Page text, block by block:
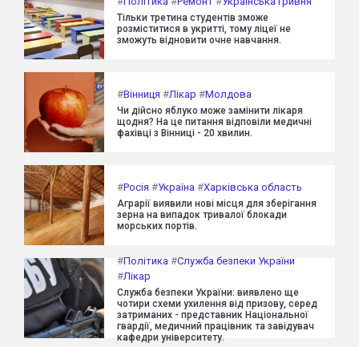
Тільки третина студентів зможе
розміститися в укритті, тому ліцеї не
зможуть відновити очне навчання.
#Вінниця #Лікар #Молдова
Чи дійсно яблуко може замінити лікаря
щодня? На це питання відповіли медичні
фахівці з Вінниці - 20 хвилин.
#Росія #Україна #Харківська область
Аграрії виявили нові місця для зберігання
зерна на випадок тривалої блокади
морських портів.
#Політика #Служба безпеки України
#Лікар
Служба безпеки України: виявлено ще
чотири схеми ухилення від призову, серед
затриманих - представник Національної
гвардії, медичний працівник та завідувач
кафедри університету.